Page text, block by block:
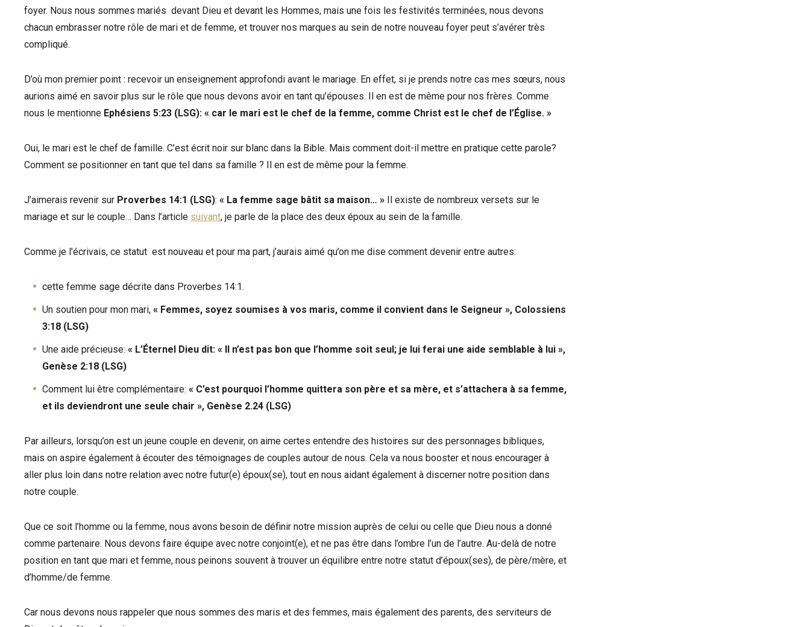
foyer. Nous nous sommes mariés devant Dieu et devant les Hommes, mais une fois les festivités terminées, nous devons
chacun embrasser notre rôle de mari et de femme, et trouver nos marques au sein de notre nouveau foyer peut s’avérer très
compliqué.
D’où mon premier point : recevoir un enseignement approfondi avant le mariage. En effet, si je prends notre cas mes sœurs, nous
aurions aimé en savoir plus sur le rôle que nous devons avoir en tant qu’épouses. Il en est de même pour nos frères. Comme
nous le mentionne Ephésiens 5:23 (LSG): « car le mari est le chef de la femme, comme Christ est le chef de l’Église. »
Oui, le mari est le chef de famille. C’est écrit noir sur blanc dans la Bible. Mais comment doit-il mettre en pratique cette parole?
Comment se positionner en tant que tel dans sa famille ? Il en est de même pour la femme.
J’aimerais revenir sur Proverbes 14:1 (LSG): « La femme sage bâtit sa maison… » Il existe de nombreux versets sur le
mariage et sur le couple… Dans l’article suivant, je parle de la place des deux époux au sein de la famille.
Comme je l’écrivais, ce statut est nouveau et pour ma part, j’aurais aimé qu’on me dise comment devenir entre autres:
cette femme sage décrite dans Proverbes 14:1.
Un soutien pour mon mari, « Femmes, soyez soumises à vos maris, comme il convient dans le Seigneur », Colossiens
3:18 (LSG)
Une aide précieuse: « L’Éternel Dieu dit: « Il n’est pas bon que l’homme soit seul; je lui ferai une aide semblable à lui »,
Genèse 2:18 (LSG)
Comment lui être complémentaire: « C’est pourquoi l’homme quittera son père et sa mère, et s’attachera à sa femme,
et ils deviendront une seule chair », Genèse 2.24 (LSG)
Par ailleurs, lorsqu’on est un jeune couple en devenir, on aime certes entendre des histoires sur des personnages bibliques,
mais on aspire également à écouter des témoignages de couples autour de nous. Cela va nous booster et nous encourager à
aller plus loin dans notre relation avec notre futur(e) époux(se), tout en nous aidant également à discerner notre position dans
notre couple.
Que ce soit l’homme ou la femme, nous avons besoin de définir notre mission auprès de celui ou celle que Dieu nous a donné
comme partenaire. Nous devons faire équipe avec notre conjoint(e), et ne pas être dans l’ombre l’un de l’autre. Au-delà de notre
position en tant que mari et femme, nous peinons souvent à trouver un équilibre entre notre statut d’époux(ses), de père/mère, et
d’homme/de femme.
Car nous devons nous rappeler que nous sommes des maris et des femmes, mais également des parents, des serviteurs de